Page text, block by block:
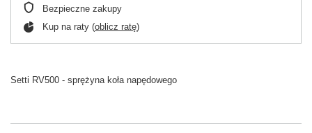
Bezpieczne zakupy
Kup na raty (oblicz ratę)
Setti RV500 - sprężyna koła napędowego